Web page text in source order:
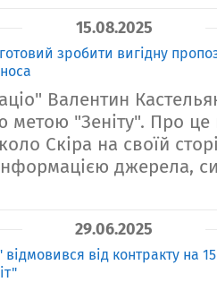
15.08.2025
готовий зробити вигідну
Валентин
метою "Зеніту". Про це
Скіра на своїй
джерела,
29.06.2025
від контракту на